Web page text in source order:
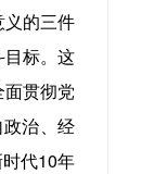
的三件
标。这
贯彻党
治、经
代10年